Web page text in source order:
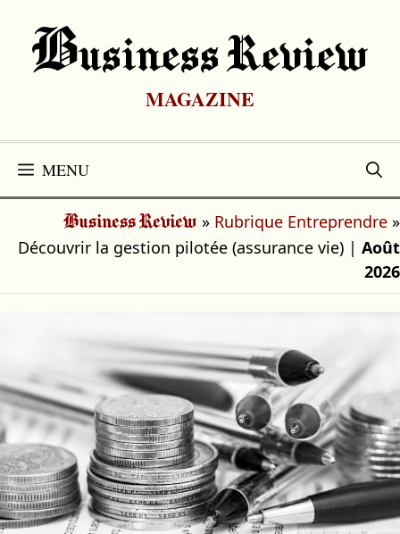
contenu
BUsiness Review
MAGAZINE
MENU
Business Review » Rubrique Entreprendre »
Découvrir la gestion pilotée (assurance vie) | Août
2026